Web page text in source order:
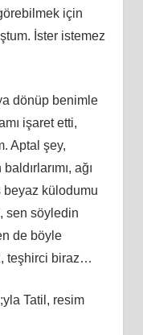
için
İster istemez
dönüp benimle
işaret etti,
Aptal şey,
ağı
beyaz külodumu
sen söyledin
de böyle
teşhirci biraz…
Tatil, resim